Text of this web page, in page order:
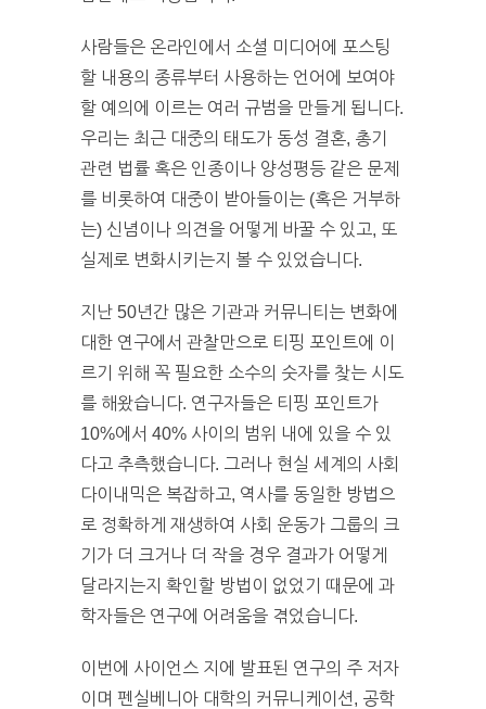
사람들은 온라인에서 소셜 미디어에 포스팅
할 내용의 종류부터 사용하는 언어에 보여야
할 예의에 이르는 여러 규범을 만들게 됩니다.
우리는 최근 대중의 태도가 동성 결혼, 총기
관련 법률 혹은 인종이나 양성평등 같은 문제
를 비롯하여 대중이 받아들이는 (혹은 거부하
는) 신념이나 의견을 어떻게 바꿀 수 있고, 또
실제로 변화시키는지 볼 수 있었습니다.
지난 50년간 많은 기관과 커뮤니티는 변화에
대한 연구에서 관찰만으로 티핑 포인트에 이
르기 위해 꼭 필요한 소수의 숫자를 찾는 시도
를 해왔습니다. 연구자들은 티핑 포인트가
10%에서 40% 사이의 범위 내에 있을 수 있
다고 추측했습니다. 그러나 현실 세계의 사회
다이내믹은 복잡하고, 역사를 동일한 방법으
로 정확하게 재생하여 사회 운동가 그룹의 크
기가 더 크거나 더 작을 경우 결과가 어떻게
달라지는지 확인할 방법이 없었기 때문에 과
학자들은 연구에 어려움을 겪었습니다.
이번에 사이언스 지에 발표된 연구의 주 저자
이며 펜실베니아 대학의 커뮤니케이션, 공학